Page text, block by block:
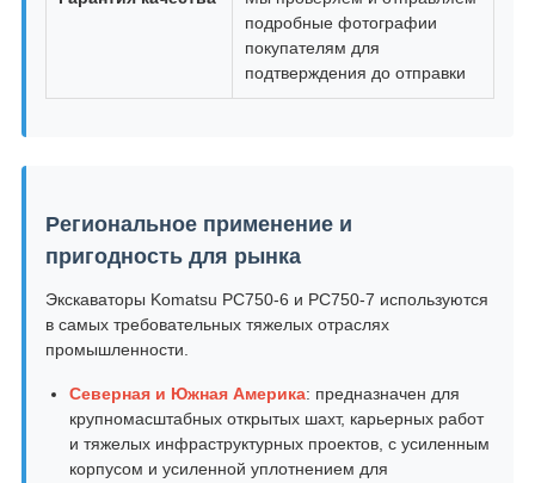
подробные фотографии
покупателям для
подтверждения до отправки
Региональное применение и
пригодность для рынка
Экскаваторы Komatsu PC750-6 и PC750-7 используются
в самых требовательных тяжелых отраслях
промышленности.
Северная и Южная Америка: предназначен для
крупномасштабных открытых шахт, карьерных работ
и тяжелых инфраструктурных проектов, с усиленным
корпусом и усиленной уплотнением для